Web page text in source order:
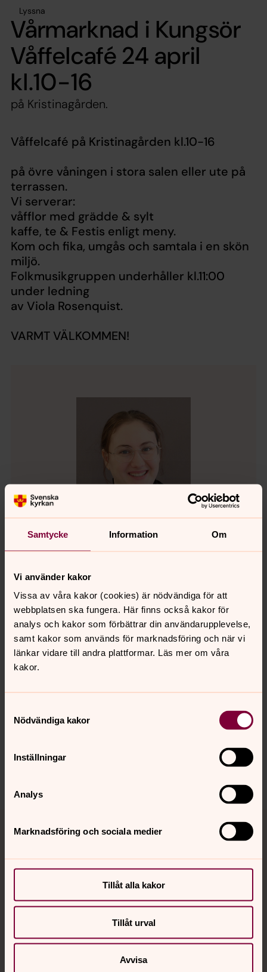
Samtycke Information Om
Vi använder kakor
Vissa av våra kakor (cookies) är nödvändiga för att
webbplatsen ska fungera. Här finns också kakor för
analys och kakor som förbättrar din användarupplevelse,
samt kakor som används för marknadsföring och när vi
länkar vidare till andra plattformar. Läs mer om våra
kakor.
Nödvändiga kakor
Inställningar
Analys
Marknadsföring och sociala medier
Tillåt alla kakor
Tillåt urval
Avvisa
Lyssna
Vårmarknad i Kungsör
Våffelcafé 24 april
kl.10-16
på Kristinagården.
Våffelcafé på Kristinagården kl.10-16
på övre våningen i stora salen eller ute på
terrassen.
Vi serverar:
våfflor med grädde & sylt
kaffe, te & Festis enligt meny.
Kom och fika, umgås och samtala i en skön
miljö.
Folkmusikgruppen underhåller kl.11:00
under ledning
av Viola Rosenquist.
VARMT VÄLKOMMEN!
Isabelle Johansson
Husmor, Svenska kyrkan i Kungsör
Direkt:
0227-15512
E-post:isabelle.johansson2@svenskakyrkan.se
Synpunkter eller frågor på sidans
kungsor.forsamling@svenskakyrkan.se
Kontakt